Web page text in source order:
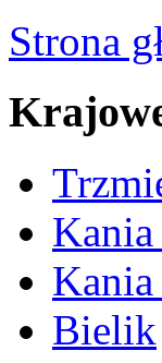
Strona
Kania
Bielik